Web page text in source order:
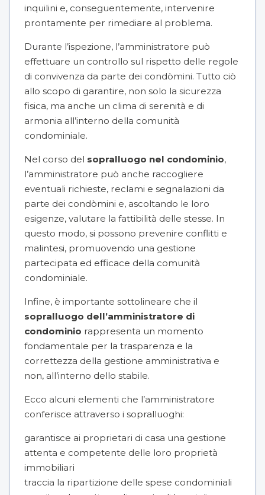
inquilini e, conseguentemente, intervenire
prontamente per rimediare al problema.
Durante l’ispezione, l’amministratore può
effettuare un controllo sul rispetto delle regole
di convivenza da parte dei condòmini. Tutto ciò
allo scopo di garantire, non solo la sicurezza
fisica, ma anche un clima di serenità e di
armonia all’interno della comunità
condominiale.
Nel corso del sopralluogo nel condominio,
l’amministratore può anche raccogliere
eventuali richieste, reclami e segnalazioni da
parte dei condòmini e, ascoltando le loro
esigenze, valutare la fattibilità delle stesse. In
questo modo, si possono prevenire conflitti e
malintesi, promuovendo una gestione
partecipata ed efficace della comunità
condominiale.
Infine, è importante sottolineare che il
sopralluogo dell’amministratore di
condominio rappresenta un momento
fondamentale per la trasparenza e la
correttezza della gestione amministrativa e
non, all’interno dello stabile.
Ecco alcuni elementi che l’amministratore
conferisce attraverso i sopralluoghi:
garantisce ai proprietari di casa una gestione
attenta e competente delle loro proprietà
immobiliari
traccia la ripartizione delle spese condominiali